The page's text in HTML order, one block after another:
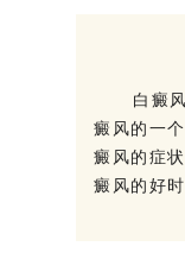
白癜风
癜风的一
癜风的症
癜风的好